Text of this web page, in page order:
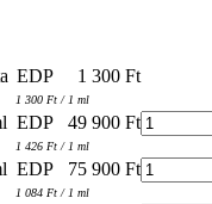
EDP 1 300 Ft
1 300 Ft / 1 ml
EDP 49 900 Ft
1 426 Ft / 1 ml
EDP 75 900 Ft
1 084 Ft / 1 ml